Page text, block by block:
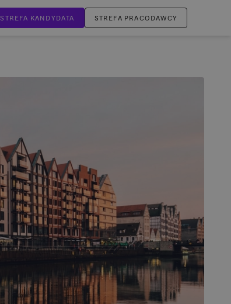
STREFA KANDYDATA
Nie masz jeszcze konta?
STREFA PRACODAWCY